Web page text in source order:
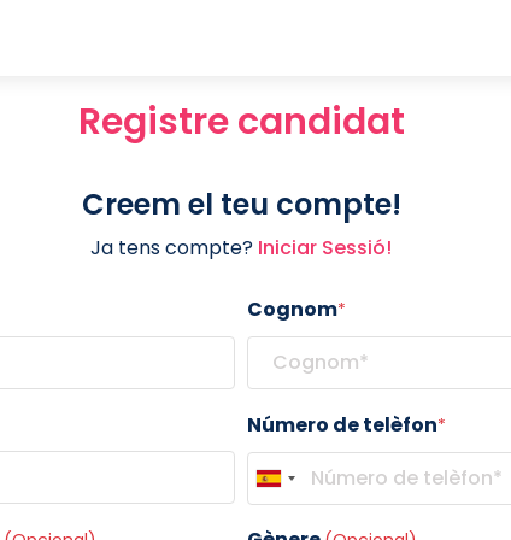
Registre candidat
Creem el teu compte!
Ja tens compte? Iniciar Sessió!
Cognom*
Número de telèfon*